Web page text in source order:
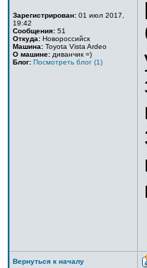
Зарегистрирован: 01 июл 2017,
19:42
Сообщения: 51
Откуда: Новороссийск
Машина: Toyota Vista Ardeo
О машине: диванчик =)
Блог: Посмотреть блог (1)
Вернуться к началу